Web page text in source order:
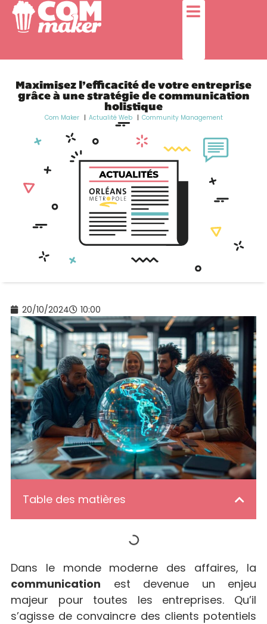
Maximisez l’efficacité de votre entreprise
grâce à une stratégie de communication
holistique
Com Maker Actualité Web Community Management
20/10/2024 10:00
Table des matières
Dans le monde moderne des affaires, la
communication est devenue un enjeu
majeur pour toutes les entreprises. Qu’il
s’agisse de convaincre des clients potentiels